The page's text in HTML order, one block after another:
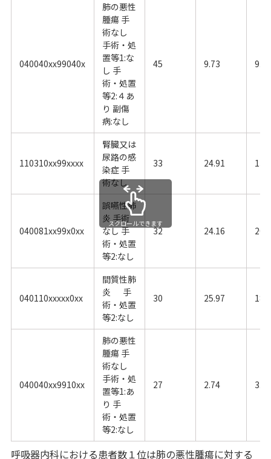
040040xx99040x
肺の悪性
腫瘍 手
術なし
手術・処
置等1:な
し 手
術・処置
等2:４あ
り 副傷
病:なし
45 9.73 9.42
110310xx99xxxx
腎臓又は
尿路の感
染症 手
術なし
33 24.91
040081xx99x0xx
誤嚥性肺
炎 手術
なし 手
術・処置
等2:なし
32 24.16
040110xxxxx0xx
間質性肺
炎 手
術・処置
等2:なし
30 25.97
040040xx9910xx
肺の悪性
腫瘍 手
術なし
手術・処
置等1:あ
り 手
術・処置
等2:なし
27 2.74 3.39
スクロールできます
呼吸器内科における患者数１位は肺の悪性腫瘍に対する